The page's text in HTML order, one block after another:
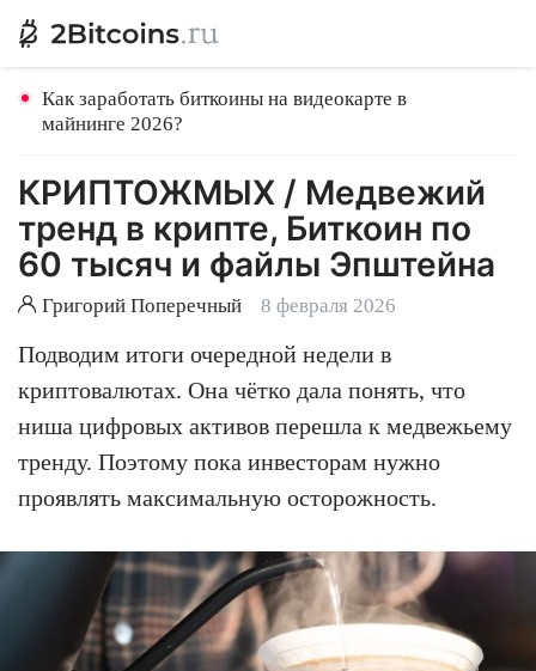
Как заработать биткоины на видеокарте в
майнинге 2026?
КРИПТОЖМЫХ / Медвежий
тренд в крипте, Биткоин по
60 тысяч и файлы Эпштейна
Григорий Поперечный 8 февраля 2026
Подводим итоги очередной недели в
криптовалютах. Она чётко дала понять, что
ниша цифровых активов перешла к медвежьему
тренду. Поэтому пока инвесторам нужно
проявлять максимальную осторожность.